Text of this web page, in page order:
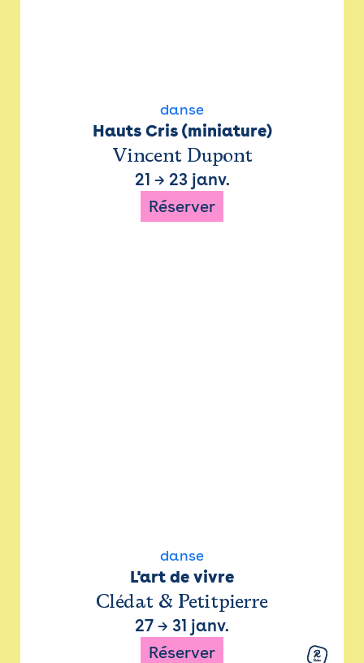
danse
Hauts Cris (miniature)
Vincent Dupont
21 → 23 janv.
Réserver
danse
L'art de vivre
Clédat & Petitpierre
27 → 31 janv.
Réserver